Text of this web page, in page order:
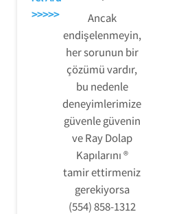
>>>>>
Ancak
endişelenmeyin,
her sorunun bir
çözümü vardır,
bu nedenle
deneyimlerimize
güvenle güvenin
ve Ray Dolap
Kapılarını ®
tamir ettirmeniz
gerekiyorsa
(554) 858-1312